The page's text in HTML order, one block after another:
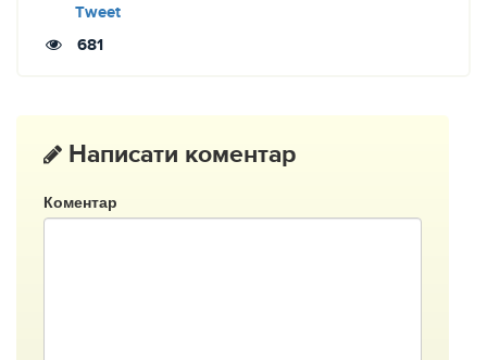
Tweet
681
Написати коментар
Коментар